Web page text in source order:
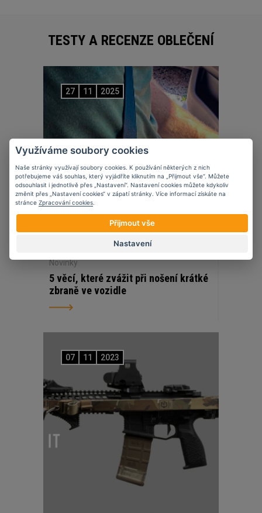
TESTY A RECENZE OBLEČENÍ
27 11 2025
Novinky
5 věcí, které zvážit při nošení krátké
zbraně ve vozidle
07 11 2023
Využíváme soubory cookies
Naše stránky využívají soubory cookies. K používání některých z nich
potřebujeme váš souhlas, který vyjádříte kliknutím na „Přijmout vše“. Můžete
odsouhlasit i jednotlivě přes „Nastavení“. Nastavení cookies můžete kdykoliv
změnit přes „Nastavení cookies“ v zápatí stránky. Více informací získáte na
stránce Zpracování cookies
Přijmout vše
Nastavení